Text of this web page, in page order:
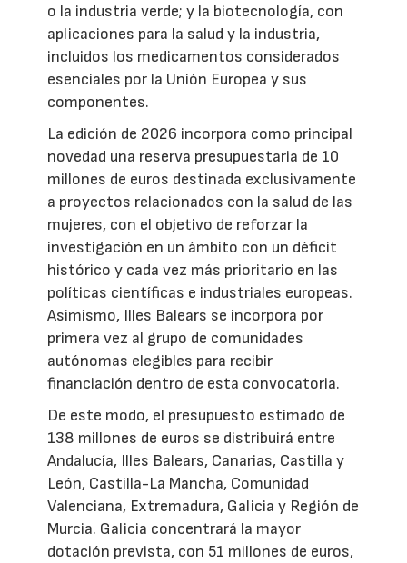
o la industria verde; y la biotecnología, con
aplicaciones para la salud y la industria,
incluidos los medicamentos considerados
esenciales por la Unión Europea y sus
componentes.
La edición de 2026 incorpora como principal
novedad una reserva presupuestaria de 10
millones de euros destinada exclusivamente
a proyectos relacionados con la salud de las
mujeres, con el objetivo de reforzar la
investigación en un ámbito con un déficit
histórico y cada vez más prioritario en las
políticas científicas e industriales europeas.
Asimismo, Illes Balears se incorpora por
primera vez al grupo de comunidades
autónomas elegibles para recibir
financiación dentro de esta convocatoria.
De este modo, el presupuesto estimado de
138 millones de euros se distribuirá entre
Andalucía, Illes Balears, Canarias, Castilla y
León, Castilla-La Mancha, Comunidad
Valenciana, Extremadura, Galicia y Región de
Murcia. Galicia concentrará la mayor
dotación prevista, con 51 millones de euros,